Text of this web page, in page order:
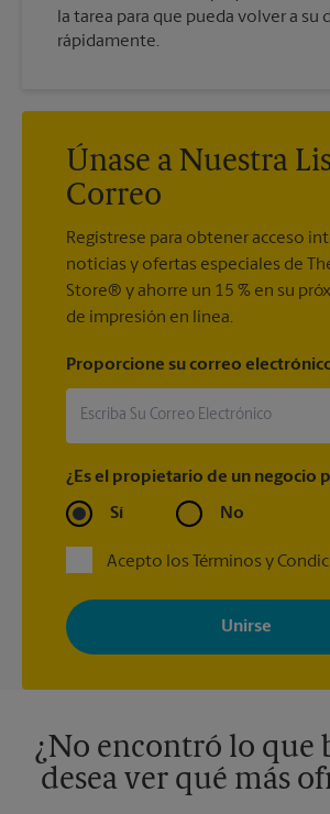
la tarea para que pueda volver a su
rápidamente.
Únase a Nuestra
Correo
Regístrese para obtener acceso
noticias y ofertas especiales de
Store® y ahorre un 15 % en su
de impresión en línea.
Proporcione su correo
¿Es el propietario de un negocio
Sí No
Acepto los Términos y
Al registrarse, acepta recibir correos
Store con noticias, ofertas especiales,
adaptados a sus intereses. Puede darse de
momento. Para más información, consulte
¿No encontró lo que
desea ver qué más